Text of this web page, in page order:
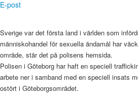
E-post
Sverige var det första land i världen som
människohandel för sexuella ändamål har
område, står det på polisens hemsida.
Polisen i Göteborg har haft en speciell
arbete ner i samband med en speciell insats
ostört i Göteborgsområdet.